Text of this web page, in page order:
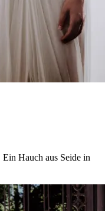
Hauch aus Seide in